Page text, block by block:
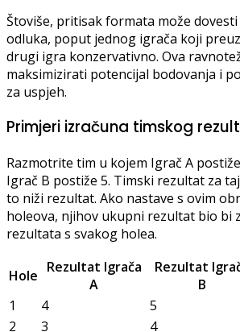
Štoviše, pritisak formata može
odluka, poput jednog igrača koji
drugi igra konzervativno. Ova
maksimizirati potencijal bodovanja i
za uspjeh.
Primjeri izračuna timskog
Razmotrite tim u kojem Igrač A
Igrač B postiže 5. Timski rezultat za
to niži rezultat. Ako nastave s ovim
holeova, njihov ukupni rezultat bio bi
rezultata s svakog holea.
Hole Rezultat Igrača
A
Rezultat
B
1
4 5
2
3 4